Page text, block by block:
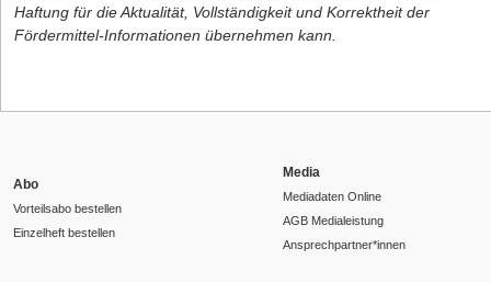
Haftung für die Aktualität, Vollständigkeit und Korrektheit der
Fördermittel-Informationen übernehmen kann.
Abo
Vorteilsabo bestellen
Einzelheft bestellen
Media
Mediadaten Online
AGB Medialeistung
Ansprechpartner*innen